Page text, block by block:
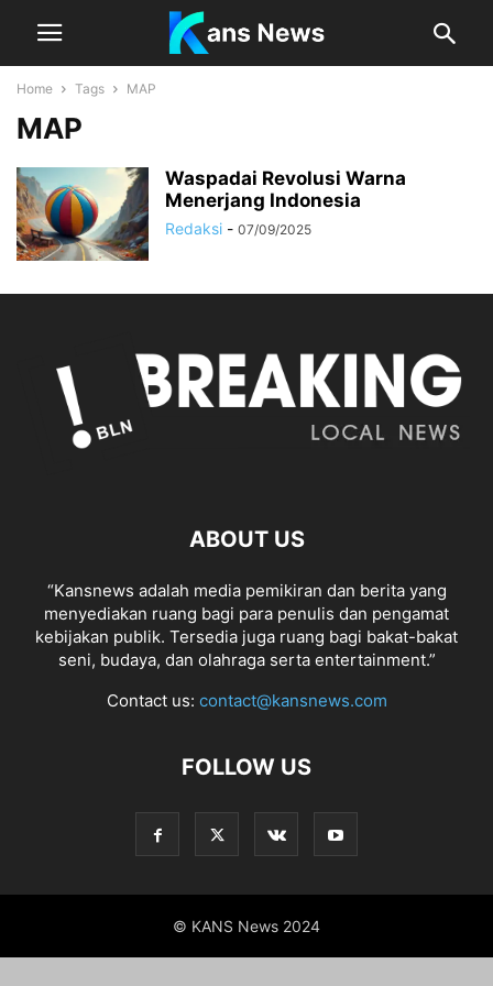
Home Tags MAP
MAP
Waspadai Revolusi Warna
Menerjang Indonesia
Redaksi - 07/09/2025
ABOUT US
“Kansnews adalah media pemikiran dan berita yang
menyediakan ruang bagi para penulis dan pengamat
kebijakan publik. Tersedia juga ruang bagi bakat-bakat
seni, budaya, dan olahraga serta entertainment.”
Contact us: contact@kansnews.com
FOLLOW US
© KANS News 2024